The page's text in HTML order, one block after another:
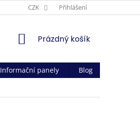
CZK Přihlášení
NÁKUPNÍ
Prázdný košík
Informační panely Blog